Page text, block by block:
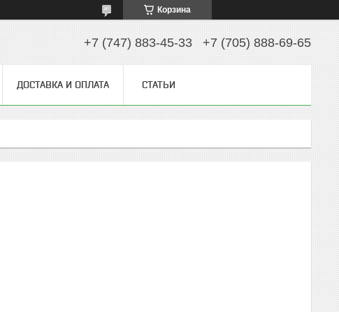
Корзина
+7 (747) 883-45-33 +7 (705) 888-69-65
ДОСТАВКА И ОПЛАТА СТАТЬИ